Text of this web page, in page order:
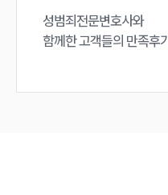
성범죄전문변호사와
함께한 고객들의 만족후기